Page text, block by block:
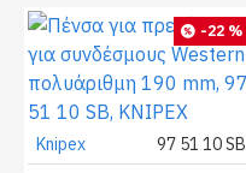
-22 %
Knipex 97 51 10 SB